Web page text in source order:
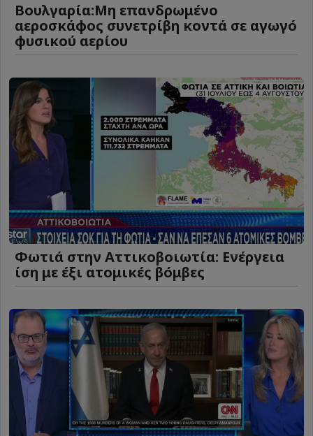
Βουλγαρία:Μη επανδρωμένο
αεροσκάφος συνετρίβη κοντά σε αγωγό
φυσικού αερίου
Φωτιά στην Αττικοβοιωτία: Ενέργεια
ίση με έξι ατομικές βόμβες